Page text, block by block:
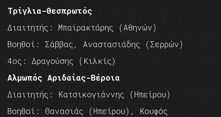
Τρίγλια-Θεσπρωτός
Διαιτητής: Μπαϊρακτάρης (Αθηνών)
Βοηθοί: Σάββας, Αναστασιάδης (Σερρών)
4ος: Δραγούσης (Κιλκίς)
Αλμωπός Αριδαίας-Βέροια
Διαιτητής: Κατσικογιάννης (Ηπείρου)
Βοηθοί: Θανασιάς (Ηπείρου), Κουφός